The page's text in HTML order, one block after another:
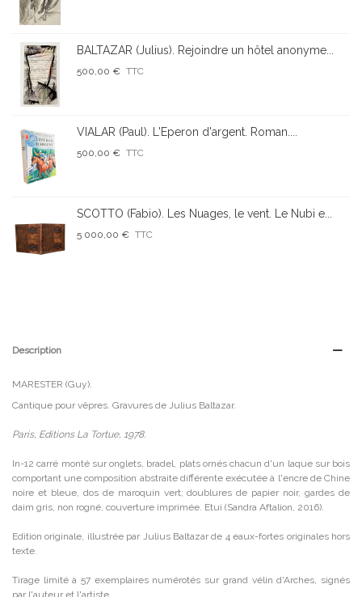
BALTAZAR (Julius). Rejoindre un hôtel anonyme...
500,00 € TTC
VIALAR (Paul). L'Eperon d'argent. Roman....
500,00 € TTC
SCOTTO (Fabio). Les Nuages, le vent. Le Nubi e...
5 000,00 € TTC
Description
MARESTER (Guy).
Cantique pour vêpres. Gravures de Julius Baltazar.
Paris, Editions La Tortue, 1978.
In-12 carré monté sur onglets, bradel, plats ornés chacun d'un laque sur bois
comportant une composition abstraite différente exécutée à l'encre de Chine
noire et bleue, dos de maroquin vert; doublures de papier noir, gardes de
daim gris, non rogné, couverture imprimée. Etui (Sandra Aftalion, 2016).
Edition originale, illustrée par Julius Baltazar de 4 eaux-fortes originales hors
texte.
Tirage limité à 57 exemplaires numérotés sur grand vélin d'Arches, signés
par l'auteur et l'artiste.